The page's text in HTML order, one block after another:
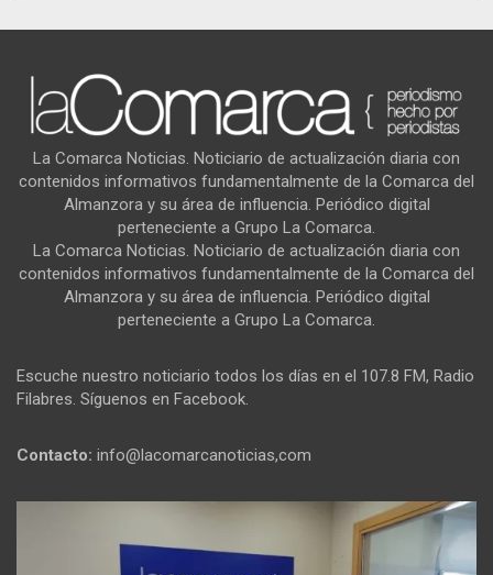
La Comarca Noticias. Noticiario de actualización diaria con
contenidos informativos fundamentalmente de la Comarca del
Almanzora y su área de influencia. Periódico digital
perteneciente a Grupo La Comarca.
La Comarca Noticias. Noticiario de actualización diaria con
contenidos informativos fundamentalmente de la Comarca del
Almanzora y su área de influencia. Periódico digital
perteneciente a Grupo La Comarca.
Escuche nuestro noticiario todos los días en el 107.8 FM, Radio
Filabres. Síguenos en Facebook.
Contacto: info@lacomarcanoticias,com